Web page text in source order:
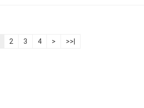
2 3 4 > >>|